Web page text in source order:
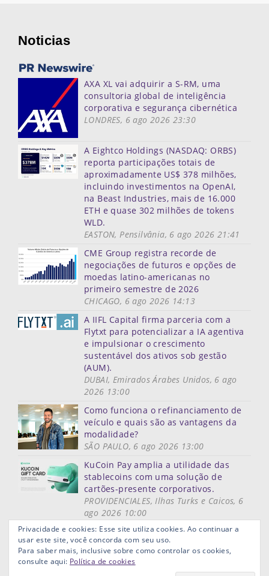
Noticias
AXA XL vai adquirir a S-RM, uma
consultoria global de inteligência
corporativa e segurança cibernética
LONDRES, 6 ago 2026 23:30
A Eightco Holdings (NASDAQ: ORBS)
reporta participações totais de
aproximadamente US$ 378 milhões,
incluindo investimentos na OpenAI,
na Beast Industries, mais de 16.000
ETH e quase 302 milhões de tokens
WLD.
EASTON, Pensilvânia, 6 ago 2026 21:41
CME Group registra recorde de
negociações de futuros e opções de
moedas latino-americanas no
primeiro semestre de 2026
CHICAGO, 6 ago 2026 14:13
A IIFL Capital firma parceria com a
Flytxt para potencializar a IA agentiva
e impulsionar o crescimento
sustentável dos ativos sob gestão
(AUM).
DUBAI, Emirados Árabes Unidos, 6 ago
2026 13:00
Como funciona o refinanciamento de
veículo e quais são as vantagens da
modalidade?
SÃO PAULO, 6 ago 2026 13:00
KuCoin Pay amplia a utilidade das
stablecoins com uma solução de
cartões-presente corporativos.
PROVIDENCIALES, Ilhas Turks e Caicos, 6
ago 2026 10:00
Mais notícias
Mapa do site Termos de usoPrivacidadeLinks ùteis
Privacidade e cookies: Esse site utiliza cookies. Ao continuar a
usar este site, você concorda com seu uso.
Para saber mais, inclusive sobre como controlar os cookies,
consulte aqui: Política de cookies